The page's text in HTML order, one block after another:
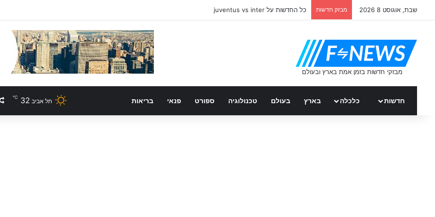
שבת, אוגוסט 8 2026 מבזק חדשות כל החדשות על juventus vs inter
חדשות כלכלה בארץ בעולם טכנולוגיה ספורט פנאי בריאות תל אביב 32
℃